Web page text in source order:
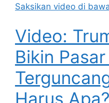
Saksikan video di
Video:
Bikin Pasar
Harus Apa?